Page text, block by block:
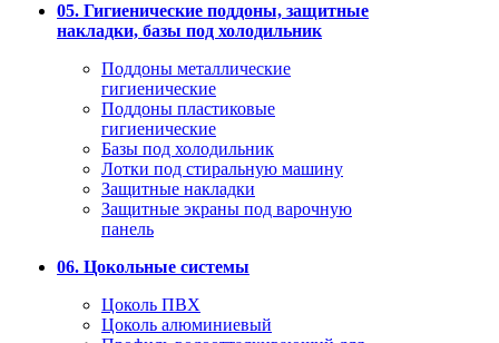
05. Гигиенические поддоны, защитные
накладки, базы под холодильник
Поддоны металлические
гигиенические
Поддоны пластиковые
гигиенические
Базы под холодильник
Лотки под стиральную машину
Защитные накладки
Защитные экраны под варочную
панель
06. Цокольные системы
Цоколь ПВХ
Цоколь алюминиевый